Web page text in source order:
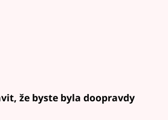
že byste byla doopravdy